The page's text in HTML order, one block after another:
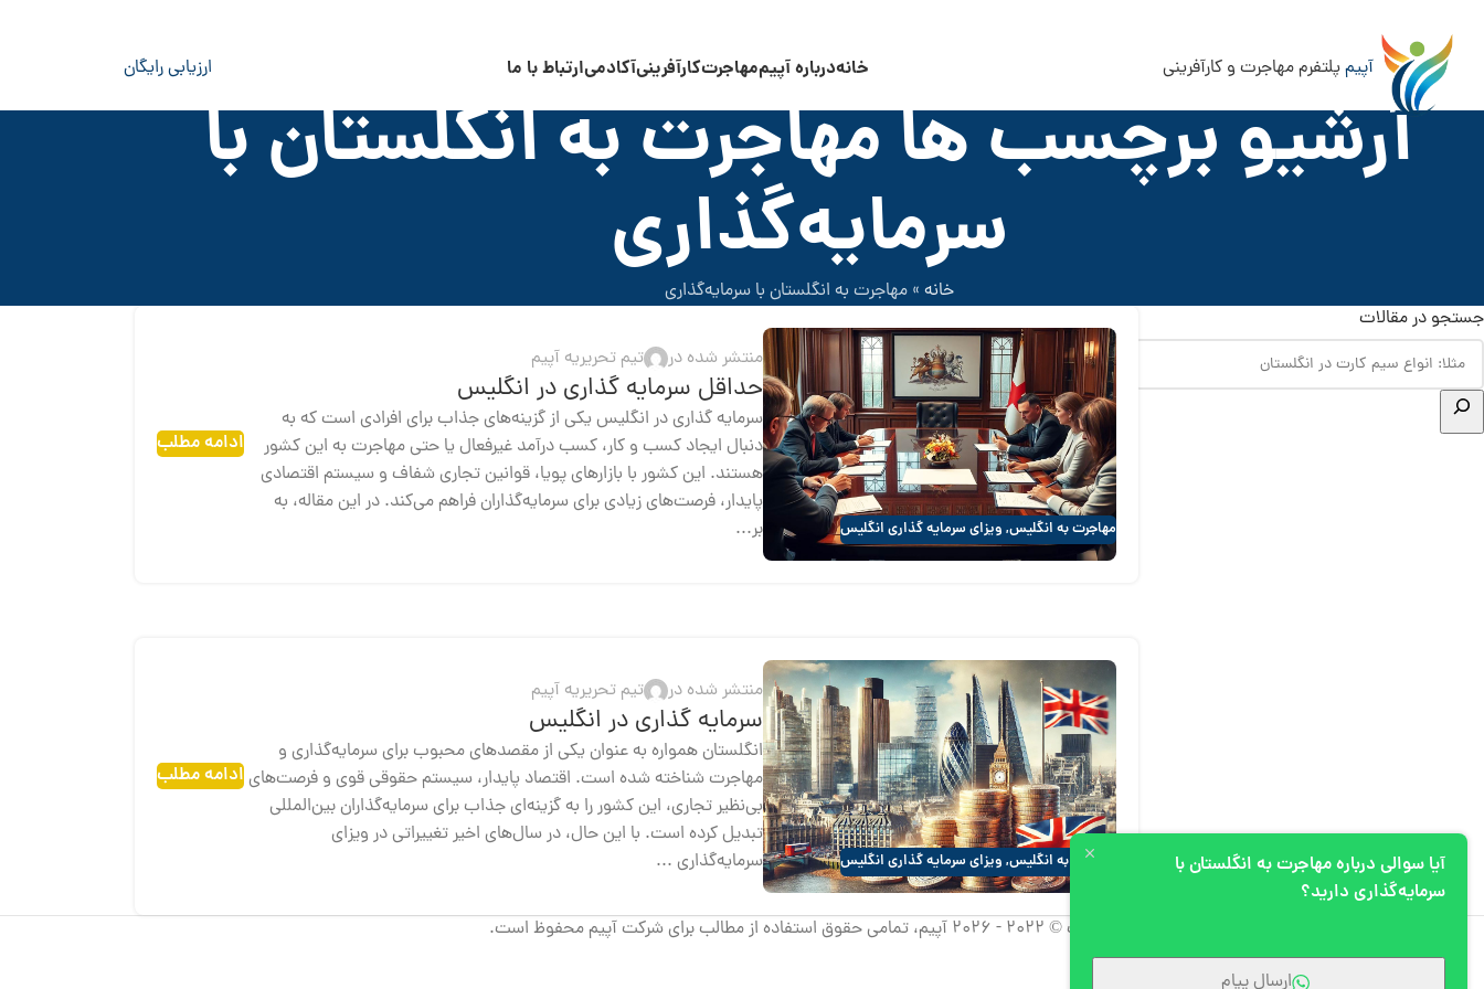
آپیمپلتفرم مهاجرت و کارآفرینی خانهدرباره آپیممهاجرتکارآفرینیآکادمیارتباط با ما ارزیابی رایگان
آرشیو برچسب ها مهاجرت به انگلستان با
سرمایه‌گذاری
خانه » مهاجرت به انگلستان با سرمایه‌گذاری
جستجو در مقالات
مهاجرت به انگلیس, ویزای سرمایه گذاری انگلیس
منتشر شده در تیم تحریریه آپیم
حداقل سرمایه گذاری در انگلیس
سرمایه گذاری در انگلیس یکی از گزینه‌های جذاب برای افرادی است که به
دنبال ایجاد کسب و کار، کسب درآمد غیرفعال یا حتی مهاجرت به این کشور
هستند. این کشور با بازارهای پویا، قوانین تجاری شفاف و سیستم اقتصادی
پایدار، فرصت‌های زیادی برای سرمایه‌گذاران فراهم می‌کند. در این مقاله، به
بر...
ادامه مطلب
مهاجرت به انگلیس, ویزای سرمایه گذاری انگلیس
منتشر شده در تیم تحریریه آپیم
سرمایه‌ گذاری در انگلیس
انگلستان همواره به عنوان یکی از مقصدهای محبوب برای سرمایه‌گذاری و
مهاجرت شناخته شده است. اقتصاد پایدار، سیستم حقوقی قوی و فرصت‌های
بی‌نظیر تجاری، این کشور را به گزینه‌ای جذاب برای سرمایه‌گذاران بین‌المللی
تبدیل کرده است. با این حال، در سال‌های اخیر تغییراتی در ویزای
سرمایه‌گذاری ...
ادامه مطلب
کپی رایت © 2022 - 2026 آپیم، تمامی حقوق استفاده از مطالب برای شرکت آپیم محفوظ است.
آیا سوالی درباره مهاجرت به انگلستان با
سرمایه‌گذاری دارید؟
ارسال پیام